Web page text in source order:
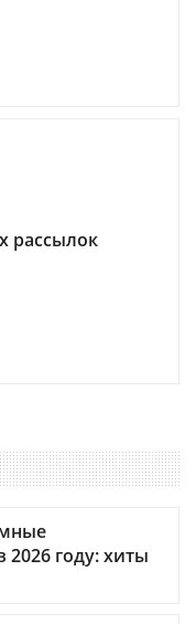
рассылок
2026 году: хиты